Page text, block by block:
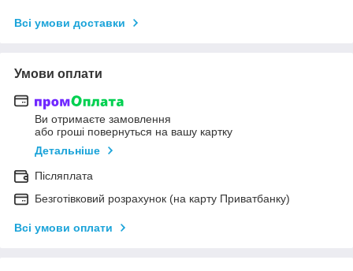
Всі умови доставки
Умови оплати
Ви отримаєте замовлення
або гроші повернуться на вашу картку
Детальніше
Післяплата
Безготівковий розрахунок (на карту Приватбанку)
Всі умови оплати